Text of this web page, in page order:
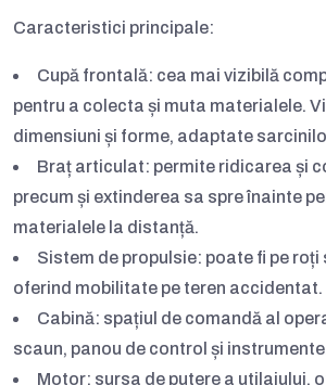
Caracteristici principale:
Cupă frontală: cea mai vizibilă
pentru a colecta și muta materialele.
dimensiuni și forme, adaptate
Braț articulat: permite ridicarea și
precum și extinderea sa spre înainte
materialele la distanță.
Sistem de propulsie: poate fi pe roți
oferind mobilitate pe teren accidentat.
Cabină: spațiul de comandă al
scaun, panou de control și
Motor: sursa de putere a utilajului,